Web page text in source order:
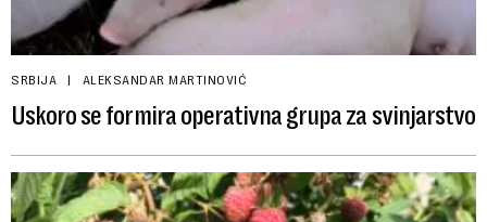
SRBIJA ALEKSANDAR MARTINOVIĆ
Uskoro se formira operativna grupa za svinjarstvo